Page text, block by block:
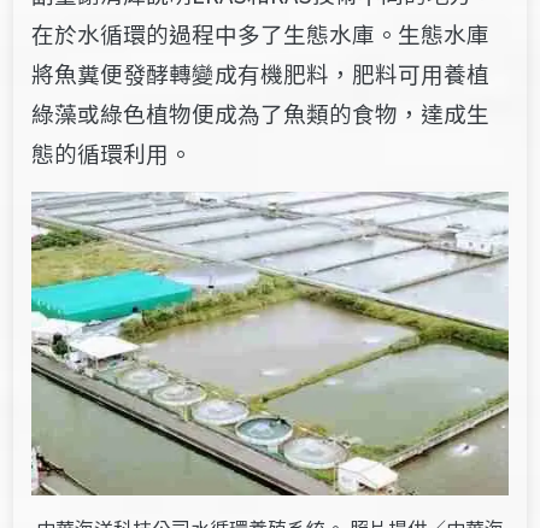
在於水循環的過程中多了生態水庫。生態水庫
將魚糞便發酵轉變成有機肥料，肥料可用養植
綠藻或綠色植物便成為了魚類的食物，達成生
態的循環利用。